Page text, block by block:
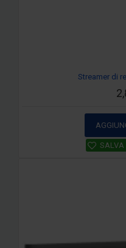
Streamer di
SALVA